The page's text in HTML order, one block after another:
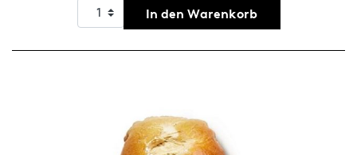
In den Warenkorb